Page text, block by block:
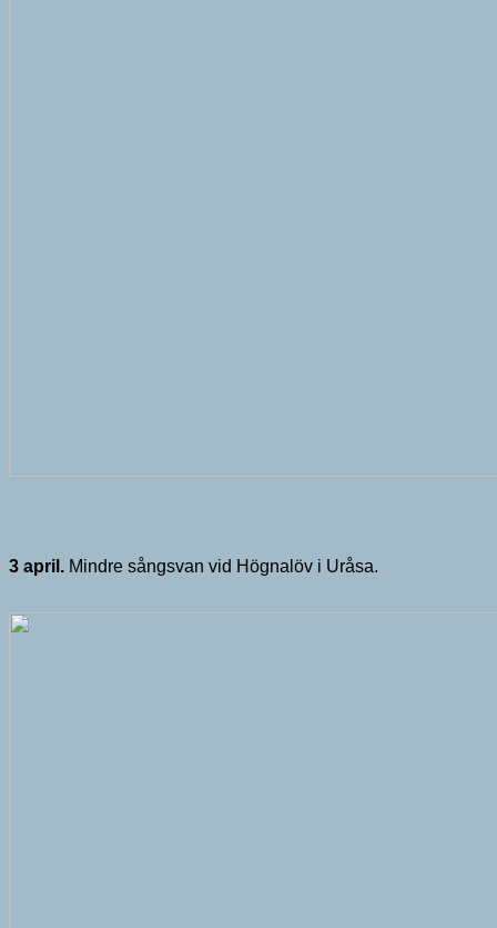
3 april. Mindre sångsvan vid Högnalöv i Uråsa.